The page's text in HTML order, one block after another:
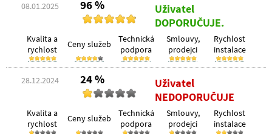
08.01.2025 96 %
Uživatel
DOPORUČUJE.
Kvalita a
rychlost
Ceny služeb
Technická
podpora
Smlouvy,
prodejci
Rychlost
instalace
28.12.2024 24 %
Uživatel
NEDOPORUČUJE
Kvalita a
rychlost
Ceny služeb
Technická
podpora
Smlouvy,
prodejci
Rychlost
instalace